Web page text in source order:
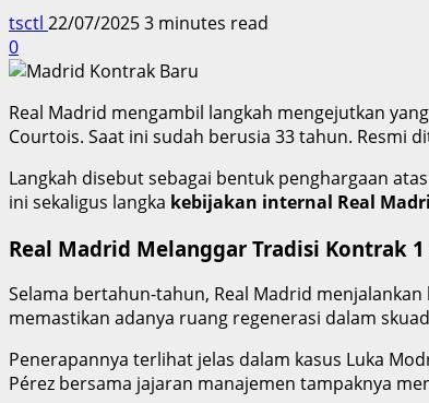
tsctl 22/07/20253 minutes read
0
Real Madrid mengambil langkah mengejutkan
Courtois. Saat ini sudah berusia 33 tahun. Resmi
Langkah disebut sebagai bentuk penghargaan
ini sekaligus langka kebijakan internal Real
Real Madrid Melanggar Tradisi Kontrak 1
Selama bertahun-tahun, Real Madrid
memastikan adanya ruang regenerasi dalam
Penerapannya terlihat jelas dalam kasus Luka
Pérez bersama jajaran manajemen tampaknya